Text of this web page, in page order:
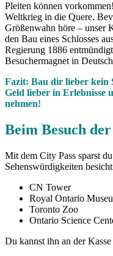
Pleiten können
Weltkrieg in die Quere.
Größenwahn höre – unser
den Bau eines Schlosses
Regierung 1886
Besuchermagnet in
Fazit: Bau dir lieber kein
Geld lieber in Erlebnisse
nehmen!
Beim Besuch
Mit dem City Pass sparst
Sehenswürdigkeiten
CN Tower
Royal Ontario
Toronto Zoo
Ontario Science
Du kannst ihn an der